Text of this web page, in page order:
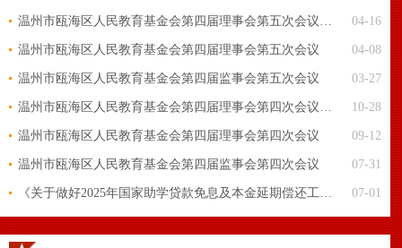
温州市瓯海区人民教育基金会第四届理事会第五次会议决议 04-16
温州市瓯海区人民教育基金会第四届理事会第五次会议 04-08
温州市瓯海区人民教育基金会第四届监事会第五次会议 03-27
温州市瓯海区人民教育基金会第四届理事会第四次会议决议 10-28
温州市瓯海区人民教育基金会第四届理事会第四次会议 09-12
温州市瓯海区人民教育基金会第四届监事会第四次会议 07-31
《关于做好2025年国家助学贷款免息及本金延期偿还工作的通知》问答 07-01